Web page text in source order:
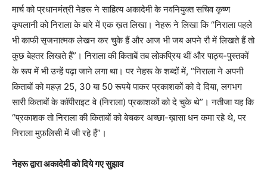
मार्च को प्रधानमंत्री नेहरू ने साहित्य अकादेमी के नवनियुक्त सचिव कृष्ण
कृपलानी को निराला के बारे में एक ख़त लिखा। नेहरू ने लिखा कि “निराला पहले
भी काफी सृजनात्मक लेखन कर चुके हैं और आज भी जब अपने रौ में लिखते हैं तो
कुछ बेहतर लिखते हैं”। निराला की किताबें तब लोकप्रिय थीं और पाठ्य-पुस्तकों
के रूप में भी उन्हें पढ़ा जाने लगा था। पर नेहरू के शब्दों में, “निराला ने अपनी
किताबों को महज़ 25, 30 या 50 रूपये पाकर प्रकाशकों को दे दिया, लगभग
सारी किताबों के कॉपीराइट वे (निराला) प्रकाशकों को दे चुके थे”। नतीजा यह कि
“प्रकाशक तो निराला की किताबों को बेचकर अच्छा-ख़ासा धन कमा रहे थे, पर
निराला मुफ़लिसी में जी रहे हैं”।
नेहरू द्वारा अकादेमी को दिये गए सुझाव